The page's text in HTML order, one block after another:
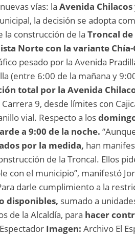
vías: laAvenida Chilacos
la decisión se adopta
la construcción de laTroncal de
Norte con la variante Chía-
pesado por la Avenida
(entre 6:00 de la mañana y
total por la Avenida
9, desde límites con
vial. Respecto a los
a 9:00 de la noche.
por la medida, han
de la Troncal. Ellos
con el municipio”, manifestó
darle cumplimiento a la
disponibles, sumado a
de la Alcaldía, para hacer
Imagen:Archivo El